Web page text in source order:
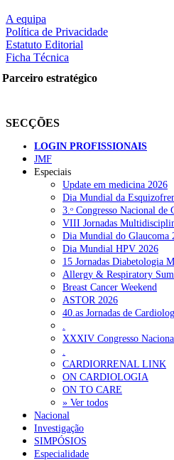
A equipa
Política de Privacidade
Estatuto Editorial
Ficha Técnica
Parceiro estratégico
SECÇÕES
LOGIN PROFISSIONAIS
JMF
Especiais
Update em medicina 2026
Dia Mundial da
3.ᵒ Congresso Nacional
VIII Jornadas
Dia Mundial do Glaucoma
Dia Mundial HPV 2026
15 Jornadas Diabetologia
Allergy & Respiratory
Breast Cancer Weekend
ASTOR 2026
40.as Jornadas de
XXXIV Congresso
CARDIORRENAL LINK
ON CARDIOLOGIA
ON TO CARE
» Ver todos
Nacional
Investigação
SIMPÓSIOS
Especialidade